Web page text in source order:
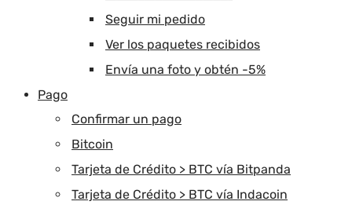
Seguir mi pedido
Ver los paquetes recibidos
Envía una foto y obtén -5%
Pago
Confirmar un pago
Bitcoin
Tarjeta de Crédito > BTC vía Bitpanda
Tarjeta de Crédito > BTC vía Indacoin